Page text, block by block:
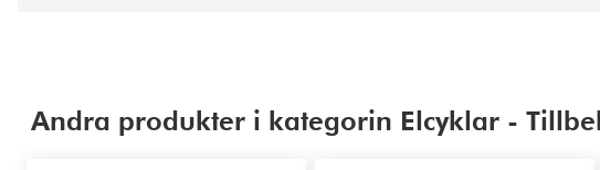
Andra produkter i kategorin Elcyklar -